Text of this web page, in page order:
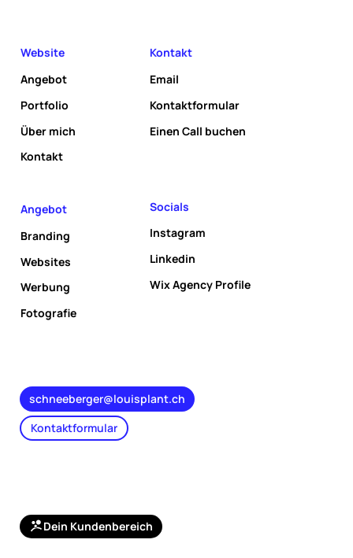
Website
Portfolio
Angebot
Über mich
Kontakt
Angebot
Branding
Websites
Werbung
Fotografie
Kontakt
Email
Kontaktformular
Einen Call buchen
Socials
Instagram
Linkedin
Wix Agency Profile
schneeberger@louisplant.ch
Kontaktformular
Dein Kundenbereich